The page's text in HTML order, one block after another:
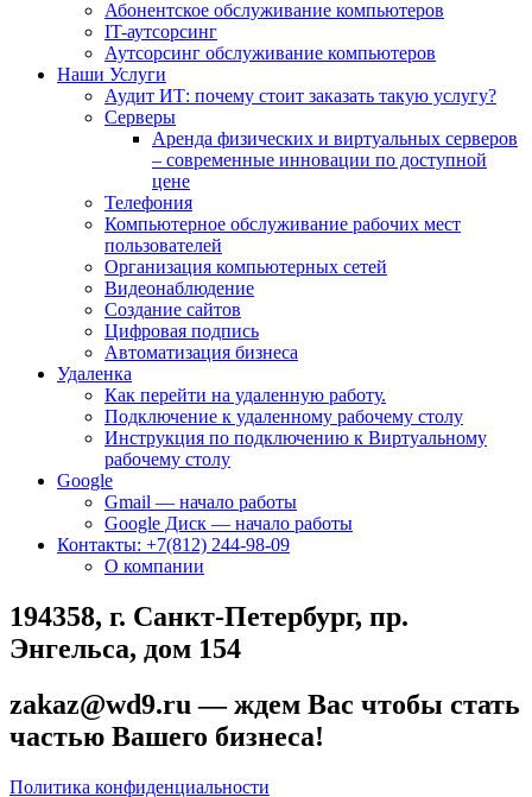
Абонентское обслуживание компьютеров
IT-аутсорсинг
Аутсорсинг обслуживание компьютеров
Наши Услуги
Аудит ИТ: почему стоит заказать такую услугу?
Серверы
Аренда физических и виртуальных серверов
– современные инновации по доступной
цене
Телефония
Компьютерное обслуживание рабочих мест
пользователей
Организация компьютерных сетей
Видеонаблюдение
Создание сайтов
Цифровая подпись
Автоматизация бизнеса
Удаленка
Как перейти на удаленную работу.
Подключение к удаленному рабочему столу
Инструкция по подключению к Виртуальному
рабочему столу
Google
Gmail — начало работы
Google Диск — начало работы
Контакты: +7(812) 244-98-09
О компании
194358, г. Санкт-Петербург, пр.
Энгельса, дом 154
zakaz@wd9.ru — ждем Вас чтобы стать
частью Вашего бизнеса!
Политика конфиденциальности